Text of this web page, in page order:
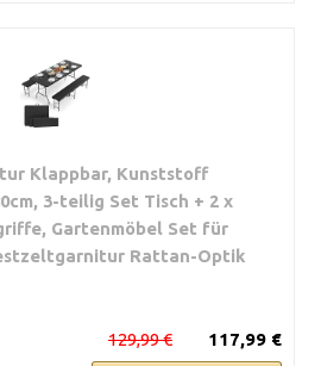
Klappbar, Kunststoff
3-teilig Set Tisch + 2 x
Gartenmöbel Set für
Rattan-Optik
117,99 €
129,99 €